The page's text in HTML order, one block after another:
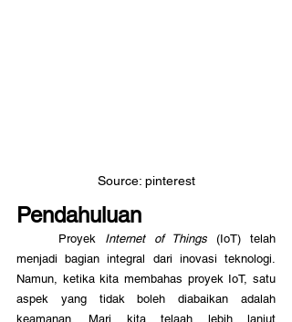
Source: pinterest
Pendahuluan
	Proyek
Internet of Things (IoT) telah
menjadi bagian integral dari inovasi teknologi.
Namun, ketika kita membahas proyek IoT, satu
aspek yang tidak boleh diabaikan adalah
keamanan. Mari kita telaah lebih lanjut